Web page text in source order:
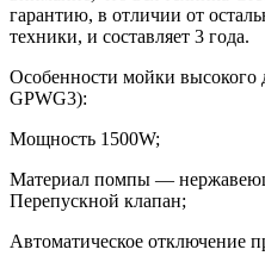
гарантию, в отличии от
техники, и составляет 3 года.
Особенности мойки высокого
GPWG3):
Мощность 1500W;
Материал помпы —
Перепускной клапан;
Автоматическое отключение